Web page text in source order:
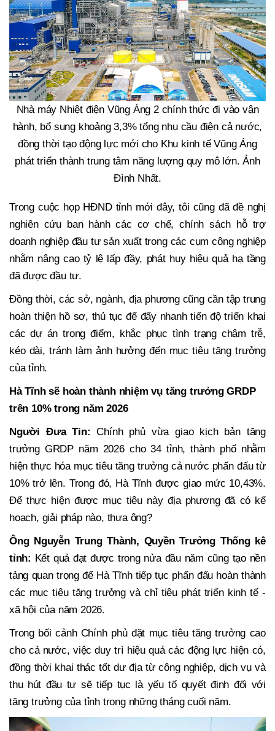
Nhà máy Nhiệt điện Vũng Áng 2 chính thức đi vào vận
hành, bổ sung khoảng 3,3% tổng nhu cầu điện cả nước,
đồng thời tạo động lực mới cho Khu kinh tế Vũng Áng
phát triển thành trung tâm năng lượng quy mô lớn. Ảnh
Đình Nhất.
Trong cuộc họp HĐND tỉnh mới đây, tôi cũng đã đề nghị
nghiên cứu ban hành các cơ chế, chính sách hỗ trợ
doanh nghiệp đầu tư sản xuất trong các cụm công nghiệp
nhằm nâng cao tỷ lệ lấp đầy, phát huy hiệu quả hạ tầng
đã được đầu tư.
Đồng thời, các sở, ngành, địa phương cũng cần tập trung
hoàn thiện hồ sơ, thủ tục để đẩy nhanh tiến độ triển khai
các dự án trọng điểm, khắc phục tình trạng chậm trễ,
kéo dài, tránh làm ảnh hưởng đến mục tiêu tăng trưởng
của tỉnh.
Hà Tĩnh sẽ hoàn thành nhiệm vụ tăng trưởng GRDP
trên 10% trong năm 2026
Người Đưa Tin: Chính phủ vừa giao kịch bản tăng
trưởng GRDP năm 2026 cho 34 tỉnh, thành phố nhằm
hiện thực hóa mục tiêu tăng trưởng cả nước phấn đấu từ
10% trở lên. Trong đó, Hà Tĩnh được giao mức 10,43%.
Để thực hiện được mục tiêu này địa phương đã có kế
hoạch, giải pháp nào, thưa ông?
Ông Nguyễn Trung Thành, Quyền Trưởng Thống kê
tỉnh: Kết quả đạt được trong nửa đầu năm cũng tạo nền
tảng quan trọng để Hà Tĩnh tiếp tục phấn đấu hoàn thành
các mục tiêu tăng trưởng và chỉ tiêu phát triển kinh tế -
xã hội của năm 2026.
Trong bối cảnh Chính phủ đặt mục tiêu tăng trưởng cao
cho cả nước, việc duy trì hiệu quả các động lực hiện có,
đồng thời khai thác tốt dư địa từ công nghiệp, dịch vụ và
thu hút đầu tư sẽ tiếp tục là yếu tố quyết định đối với
tăng trưởng của tỉnh trong những tháng cuối năm.